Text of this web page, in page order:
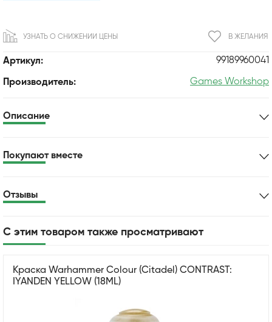
Артикул: 99189960041
Производитель: Games Workshop
В ЖЕЛАНИЯ
УЗНАТЬ О СНИЖЕНИИ ЦЕНЫ
Описание
Покупают вместе
Отзывы
С этим товаром также просматривают
Краска Warhammer Colour (Citadel) CONTRAST:
IYANDEN YELLOW (18ML)